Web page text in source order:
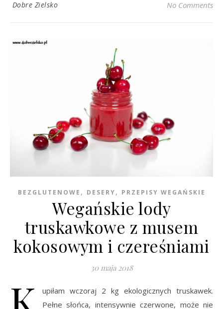
Dobre Zielsko No Comments
BEZGLUTENOWE , DESERY, PRZEPISY WEGAŃSKIE
Wegańskie lody
truskawkowe z musem
kokosowym i czereśniami
30 maja 2018
upiłam wczoraj 2 kg ekologicznych truskawek.
Pełne słońca, intensywnie czerwone, może nie